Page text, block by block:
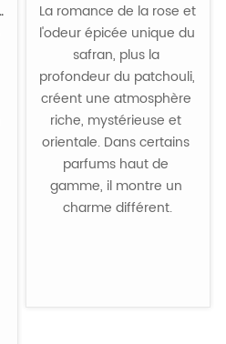
La romance de la rose et
l'odeur épicée unique du
safran, plus la
profondeur du patchouli,
créent une atmosphère
riche, mystérieuse et
orientale. Dans certains
parfums haut de
gamme, il montre un
charme différent.